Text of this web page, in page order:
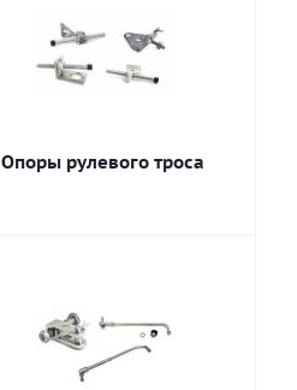
Опоры рулевого троса